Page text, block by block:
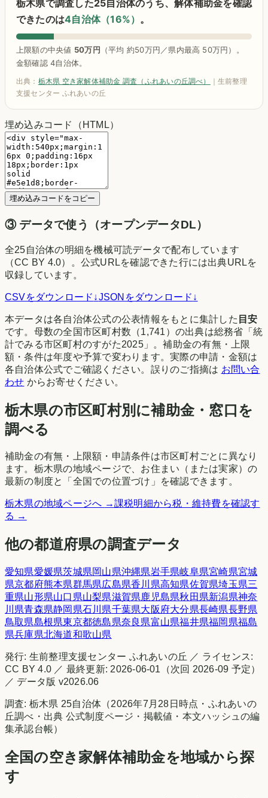
栃木県で調査した25自治体のうち、解体補助金を確認
できたのは4自治体（16%） 。
上限額の中央値 50万円 （平均 約50万円／県内最高 50万円）。
金額確認 4自治体。
出典： 栃木県 空き家解体補助金 調査（ふれあいの丘調べ）
｜生前整理
支援センター ふれあいの丘
埋め込みコード（HTML）
埋め込みコードをコピー
③データで使う（オープンデータDL）
全25自治体の明細を機械可読データで配布しています
（CC BY 4.0）。公式URLを確認できた行には出典URLを
収録しています。
CSVをダウンロード ↓JSONをダウンロード ↓
本データは各自治体公式の公表情報をもとに集計した 目安
です。母数の全国市区町村数（1,741 ）の出典は総務省「統
計でみる市区町村のすがた2025」
。補助金の有無・上限
額・条件は年度や予算で変わります。実際の申請・金額は
各自治体公式でご確認ください。誤りのご指摘は お問い合
わせ からお寄せください。
栃木県の市区町村別に補助金・窓口を
調べる
補助金の有無・上限額・申請条件は市区町村ごとに異なり
ます。 栃木県の地域ページで、お住まい（または実家）の
最新の制度と「全国での位置づけ」を確認できます。
栃木県の地域ページへ →課税明細から税・維持費を確認す
る →
他の都道府県の調査データ
愛知県愛媛県茨城県岡山県沖縄県岩手県岐阜県宮崎県宮城
県京都府熊本県群馬県広島県香川県高知県佐賀県埼玉県三
重県山形県山口県山梨県滋賀県鹿児島県秋田県新潟県神奈
川県青森県静岡県石川県千葉県大阪府大分県長崎県長野県
鳥取県島根県東京都徳島県奈良県富山県福井県福岡県福島
県兵庫県北海道和歌山県
発行: 生前整理支援センター ふれあいの丘 ／ ライセンス:
CC BY 4.0 ／ 最終更新: 2026-06-01 （次回 2026-09 予定）
／ データ版 v2026.06
調査: 栃木県 25自治体（2026年7月28日時点 ・ ふれあいの
丘調べ ・出典 公式制度ページ・掲載値・本文ハッシュの編
集承認台帳）
全国の空き家解体補助金を地域から探
す